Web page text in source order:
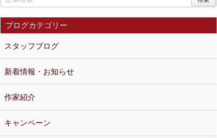
ブログカテゴリー
スタッフブログ
新着情報・お知らせ
作家紹介
キャンペーン